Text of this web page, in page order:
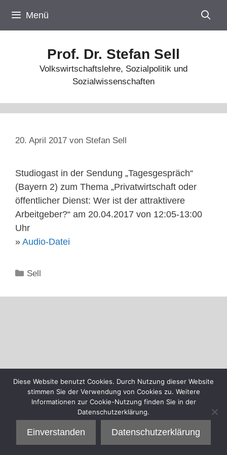
Inhalt
springen
Menü
Prof. Dr. Stefan Sell
Volkswirtschaftslehre, Sozialpolitik und
Sozialwissenschaften
20. April 2017 von Stefan Sell
Studiogast in der Sendung „Tagesgespräch“
(Bayern 2) zum Thema „Privatwirtschaft oder
öffentlicher Dienst: Wer ist der attraktivere
Arbeitgeber?“ am 20.04.2017 von 12:05-13:00
Uhr
» Audio-Datei
Kategorien
Sell
Diese Website benutzt Cookies. Durch Nutzung dieser Website
stimmen Sie der Verwendung von Cookies zu. Weitere
Informationen zur Cookie-Nutzung finden Sie in der
Datenschutzerklärung.
Einverstanden Datenschutzerklärung